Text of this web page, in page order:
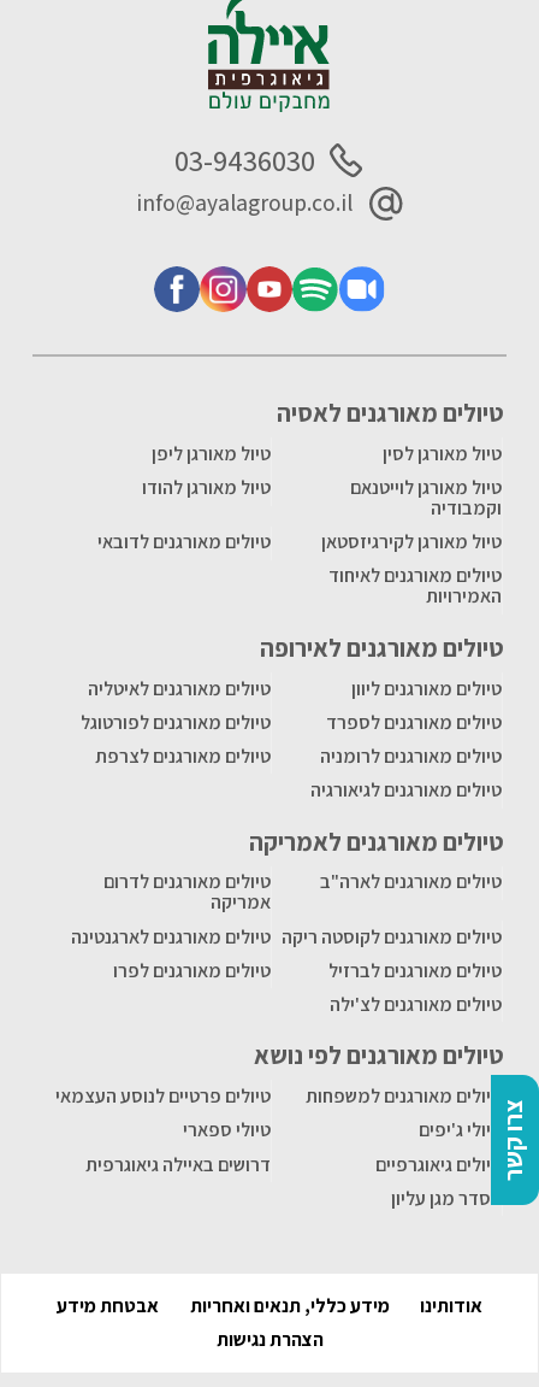
צרו קשר
טיולים מאורגנים לאסיה
טיול מאורגן לסין
טיול מאורגן ליפן
טיול מאורגן לוייטנאם
וקמבודיה
טיול מאורגן להודו
טיול מאורגן לקירגיזסטאן
טיולים מאורגנים לדובאי
טיולים מאורגנים לאיחוד
האמירויות
טיולים מאורגנים לאירופה
טיולים מאורגנים ליוון
טיולים מאורגנים לאיטליה
טיולים מאורגנים לספרד
טיולים מאורגנים לפורטוגל
טיולים מאורגנים לרומניה
טיולים מאורגנים לצרפת
טיולים מאורגנים לגיאורגיה
טיולים מאורגנים לאמריקה
טיולים מאורגנים לארה"ב
טיולים מאורגנים לדרום
אמריקה
טיולים מאורגנים לקוסטה ריקה טיולים מאורגנים לארגנטינה
טיולים מאורגנים לברזיל
טיולים מאורגנים לפרו
טיולים מאורגנים לצ'ילה
טיולים מאורגנים לפי נושא
טיולים מאורגנים למשפחות
טיולים פרטיים לנוסע העצמאי
טיולי ג'יפים
טיולי ספארי
טיולים גיאוגרפיים
דרושים באיילה גיאוגרפית
הסדר מגן עליון
03-9436030
info@ayalagroup.co.il
אודותינו מידע כללי, תנאים ואחריות
אבטחת מידע
הצהרת נגישות